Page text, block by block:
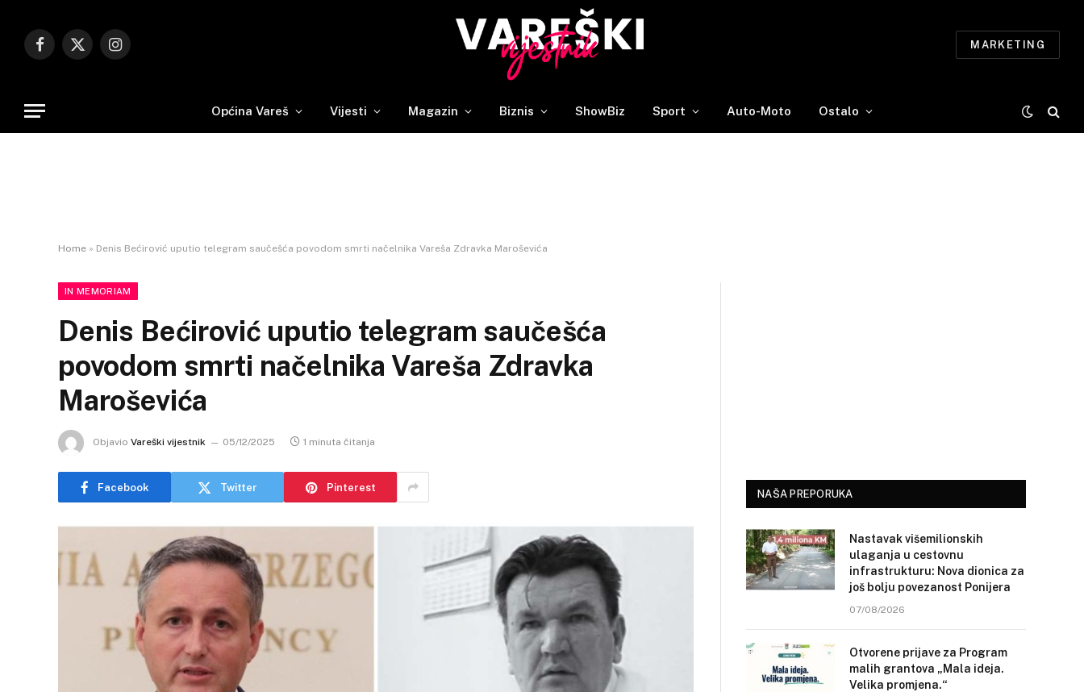
Facebook
X
Instagram
MARKETING
Općina Vareš Vijesti Magazin Biznis ShowBiz Sport Auto-Moto Ostalo
Home » Denis Bećirović uputio telegram saučešća povodom smrti načelnika Vareša Zdravka Maroševića
IN MEMORIAM
Denis Bećirović uputio telegram saučešća
povodom smrti načelnika Vareša Zdravka
Maroševića
Objavio Vareški vijestnik 05/12/2025 1 minuta čitanja
Facebook Twitter Pinterest
NAŠA PREPORUKA
Nastavak višemilionskih
ulaganja u cestovnu
infrastrukturu: Nova dionica za
još bolju povezanost Ponijera
07/08/2026
Otvorene prijave za Program
malih grantova „Mala ideja.
Velika promjena.“